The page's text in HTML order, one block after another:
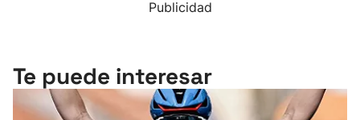
Publicidad
Te puede interesar